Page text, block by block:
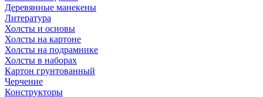
Деревянные манекены
Литература
Холсты и основы
Холсты на картоне
Холсты на подрамнике
Холсты в наборах
Картон грунтованный
Черчение
Конструкторы